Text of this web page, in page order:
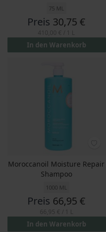
75 ML
Preis 30,75 €
In den Warenkorb
Moroccanoil Moisture Repair
Shampoo
1000 ML
Preis 66,95 €
In den Warenkorb